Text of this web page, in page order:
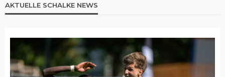
AKTUELLE SCHALKE NEWS